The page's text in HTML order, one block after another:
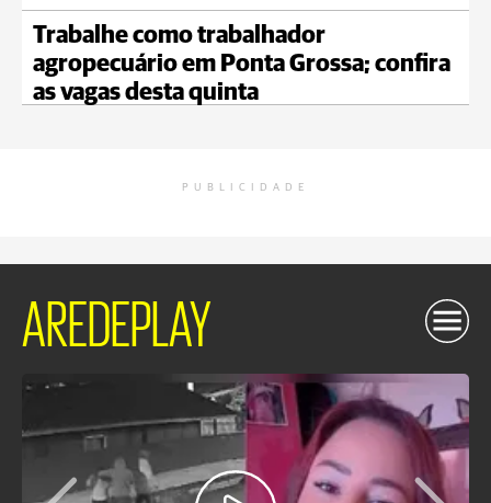
Trabalhe como trabalhador
agropecuário em Ponta Grossa; confira
as vagas desta quinta
PUBLICIDADE
AREDEPLAY